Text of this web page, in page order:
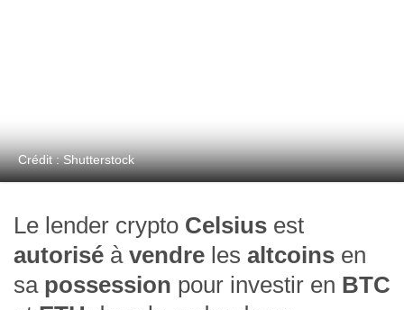
Crédit : Shutterstock
Le lender crypto Celsius est
autorisé à vendre les altcoins en
sa possession pour investir en BTC